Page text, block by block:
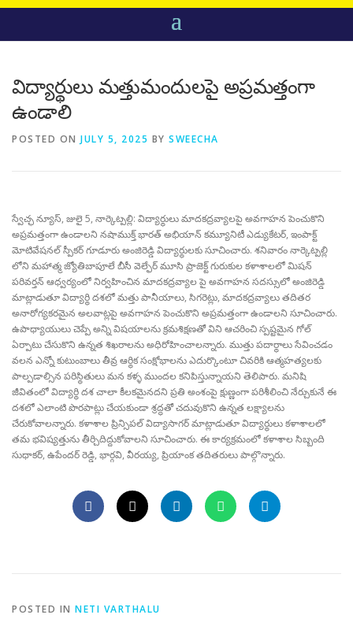
విద్యార్థులు మత్తుమందులపై అప్రమత్తంగా
ఉండాలి
POSTED ON JULY 5, 2025 BY SWEECHA
స్వేచ్ఛ న్యూస్, జులై 5, నార్కెట్పల్లి: విద్యార్థులు మాదకద్రవ్యాలపై అవగాహన పెంచుకొని
అప్రమత్తంగా ఉండాలని నషాముక్త్ భారత్ అభియాన్ కమ్యూనిటీ ఎడ్యుకేటర్, ఇంపాక్ట్
మోటివేషనల్ స్పీకర్ గూడూరు అంజిరెడ్డి విద్యార్థులకు సూచించారు. శనివారం నార్కెట్పల్లి
లోని మహాత్మ జ్యోతిబాపూలే బీసీ వెల్ఫేర్ మూసి ప్రాజెక్ట్ గురుకుల కళాశాలలో మిషన్
పరివర్తన్ ఆధ్వర్యంలో నిర్వహించిన మాదకద్రవ్యాల పై అవగాహన సదస్సులో అంజిరెడ్డి
మాట్లాడుతూ విద్యార్థి దశలో మత్తు పానీయాలు, సిగరెట్లు, మాదకద్రవ్యాలు తదితర
అనారోగ్యకరమైన అలవాట్లపై అవగాహన పెంచుకొని అప్రమత్తంగా ఉండాలని సూచించారు.
ఉపాధ్యాయులు చెప్పే అన్ని విషయాలను క్రమశిక్షణతో విని ఆచరించి స్పష్టమైన గోల్
ఏర్పాటు చేసుకొని ఉన్నత శిఖరాలను అధిరోహించాలన్నారు. ముత్తు పదార్థాలు సేవించడం
వలన ఎన్నో కుటుంబాలు తీవ్ర ఆర్థిక సంక్షోభాలను ఎదుర్కొంటూ చివరికి ఆత్మహత్యలకు
పాల్పడాల్సిన పరిస్థితులు మన కళ్ళ ముందల కనిపిస్తున్నాయని తెలిపారు. మనిషి
జీవితంలో విద్యార్థి దశ చాలా కీలకమైనదని ప్రతి అంశంపై క్షుణ్ణంగా పరిశీలించి నేర్చుకునే ఈ
దశలో ఎలాంటి పొరపాట్లు చేయకుండా శ్రద్ధతో చదువుకొని ఉన్నత లక్ష్యాలను
చేరుకోవాలన్నారు. కళాశాల ప్రిన్సిపల్ విద్యాసాగర్ మాట్లాడుతూ విద్యార్థులు కళాశాలలో
తమ భవిష్యత్తును తీర్చిదిద్దుకోవాలని సూచించారు. ఈ కార్యక్రమంలో కళాశాల సిబ్బంది
సుధాకర్, ఉపేందర్ రెడ్డి, భార్గవి, వీరయ్య, ప్రియాంక తదితరులు పాల్గొన్నారు.
POSTED IN NETI VARTHALU